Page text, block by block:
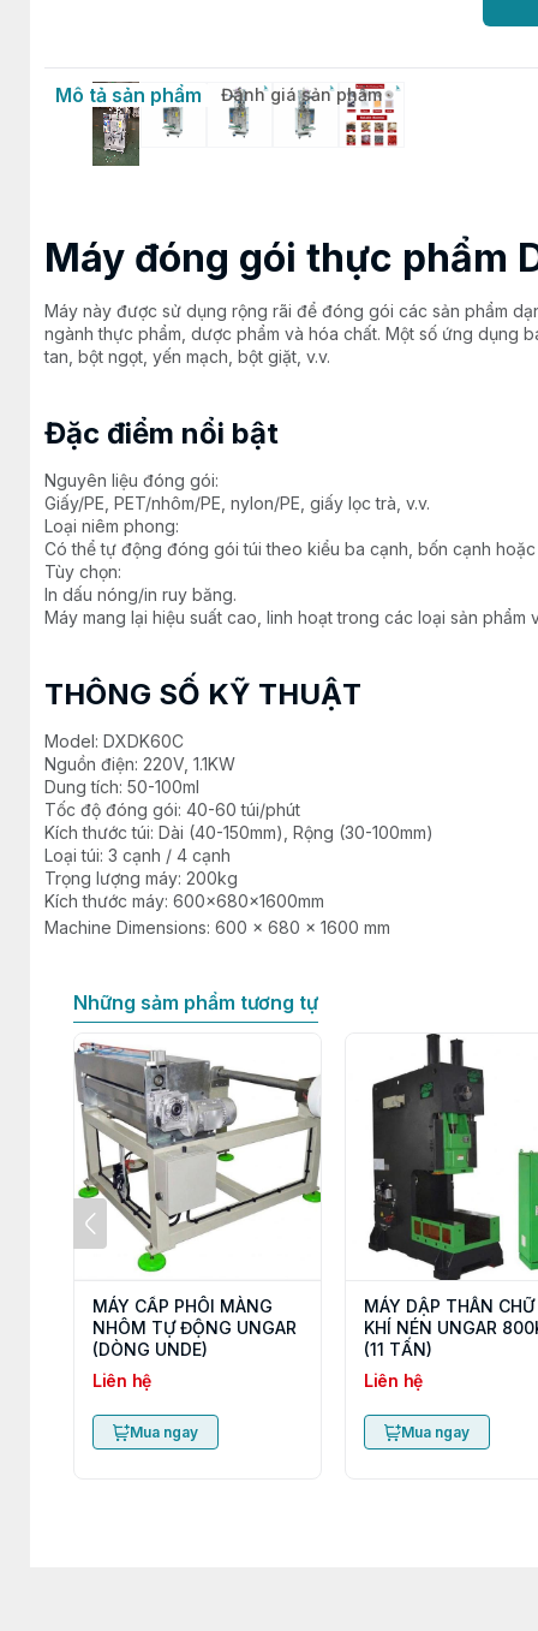
Mô tả sản phẩm Đánh giá sản phẩm
Máy đóng gói thực phẩm
Máy này được sử dụng rộng rãi để đóng gói các sản phẩm
ngành thực phẩm, dược phẩm và hóa chất. Một số ứng dụng
tan, bột ngọt, yến mạch, bột giặt, v.v.
Đặc điểm nổi bật
Nguyên liệu đóng gói:
Giấy/PE, PET/nhôm/PE, nylon/PE, giấy lọc trà, v.v.
Loại niêm phong:
Có thể tự động đóng gói túi theo kiểu ba cạnh, bốn cạnh
Tùy chọn:
In dấu nóng/in ruy băng.
Máy mang lại hiệu suất cao, linh hoạt trong các loại sản
THÔNG SỐ KỸ THUẬT
Model: DXDK60C
Nguồn điện: 220V, 1.1KW
Dung tích: 50-100ml
Tốc độ đóng gói: 40-60 túi/phút
Kích thước túi: Dài (40-150mm), Rộng (30-100mm)
Loại túi: 3 cạnh / 4 cạnh
Trọng lượng máy: 200kg
Kích thước máy: 600×680×1600mm
Machine Dimensions: 600 × 680 × 1600 mm
Những sảm phẩm tương tự
MÁY CẤP PHÔI MÀNG
NHÔM TỰ ĐỘNG UNGAR
(DÒNG UNDE)
Liên hệ
Mua ngay
MÁY DẬP THÂN CHỮ
KHÍ NÉN UNGAR
(11 TẤN)
Liên hệ
Mua ngay